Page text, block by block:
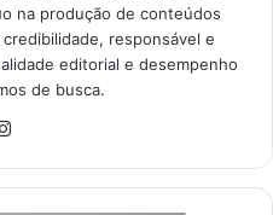
na produção de conteúdos
responsável e
editorial e desempenho
de busca.
ra